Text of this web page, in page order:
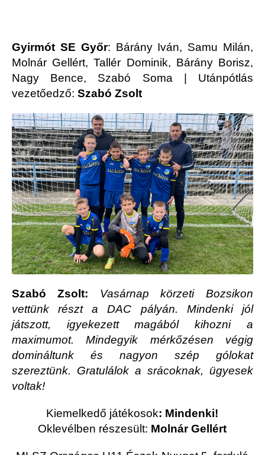
Gyirmót SE Győr: Bárány Iván, Samu Milán,
Molnár Gellért, Tallér Dominik, Bárány Borisz,
Nagy Bence, Szabó Soma | Utánpótlás
vezetőedző: Szabó Zsolt
Szabó Zsolt:
Vasárnap körzeti Bozsikon
vettünk részt a DAC pályán. Mindenki jól
játszott, igyekezett magából kihozni a
maximumot. Mindegyik mérkőzésen végig
domináltunk és nagyon szép gólokat
szereztünk. Gratulálok a srácoknak, ügyesek
voltak!
Kiemelkedő játékosok: Mindenki!
Oklevélben részesült: Molnár Gellért